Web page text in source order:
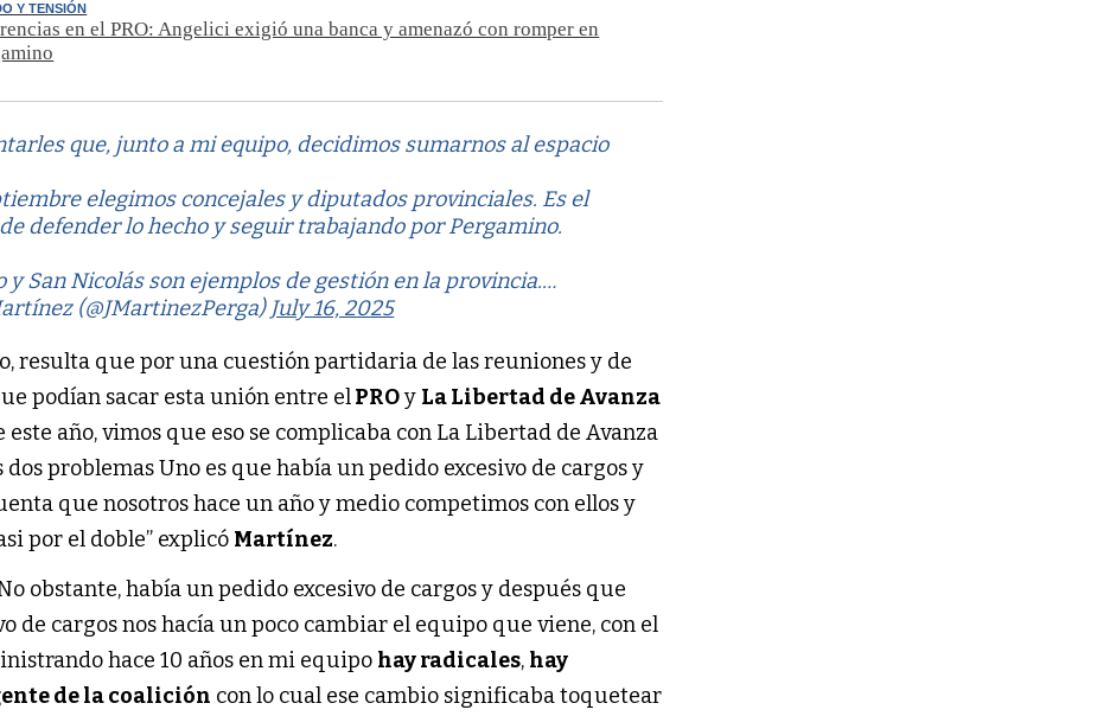
Y TENSIÓN
en el PRO: Angelici exigió una banca y amenazó con romper en
que, junto a mi equipo, decidimos sumarnos al espacio
elegimos concejales y diputados provinciales. Es el
defender lo hecho y seguir trabajando por Pergamino.
y San Nicolás son ejemplos de gestión en la provincia.…
(@JMartinezPerga) July 16, 2025
resulta que por una cuestión partidaria de las reuniones y de
podían sacar esta unión entre elPROy La Libertad de Avanza
este año, vimos que eso se complicaba con La Libertad de Avanza
dos problemas Uno es que había un pedido excesivo de cargos y
que nosotros hace un año y medio competimos con ellos y
por el doble” explicó Martínez.
obstante, había un pedido excesivo de cargos y después que
de cargos nos hacía un poco cambiar el equipo que viene, con el
hace 10 años en mi equipo hay radicales, hay
de la coalición con lo cual ese cambio significaba toquetear